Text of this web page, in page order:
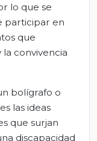
lo que se
participar en
que
convivencia
bolígrafo o
las ideas
que surjan
discapacidad